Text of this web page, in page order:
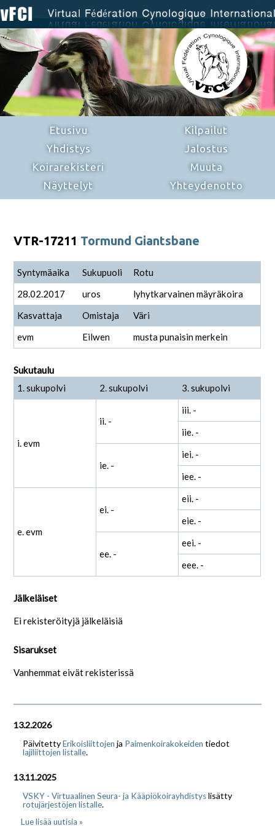
Etusivu
Yhdistys
Koirarekisteri
Näyttelyt
Kilpailut
Jalostus
Muuta
Yhteydenotto
VTR-17211 Tormund Giantsbane
Syntymäaika Sukupuoli
Rotu
28.02.2017
uros
lyhytkarvainen mäyräkoira
Kasvattaja
Omistaja
Väri
evm
Eilwen musta punaisin merkein
Sukutaulu
1. sukupolvi
2. sukupolvi 3. sukupolvi
i. evm
ii. -
iii. -
iie. -
ie. -
iei. -
iee. -
e. evm
ei. -
eii. -
eie. -
ee. -
eei. -
eee. -
Jälkeläiset
Ei rekisteröityjä jälkeläisiä
Sisarukset
Vanhemmat eivät rekisterissä
13.2.2026
PäivitettyErikoisliittojen ja Paimenkoirakokeiden tiedot
lajiliittojen listalle.
13.11.2025
VSKY - Virtuaalinen Seura- ja Kääpiökoirayhdistyslisätty
rotujärjestöjen listalle.
Lue lisää uutisia »